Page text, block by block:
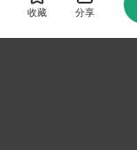
收藏 分享